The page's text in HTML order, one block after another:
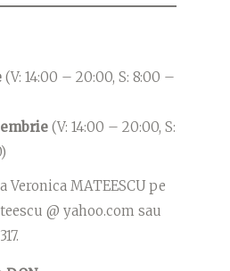
(V: 14:00 – 20:00, S: 8:00 –
(V: 14:00 – 20:00, S:
Veronica MATEESCU pe
@ yahoo.com sau